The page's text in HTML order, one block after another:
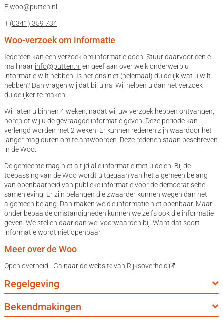
Ewoo@putten.nl
T (0341) 359 734
Woo-verzoek om informatie
Iedereen kan een verzoek om informatie doen. Stuur daarvoor een e-
mail naar info@putten.nl en geef aan over welk onderwerp u
informatie wilt hebben. Is het ons niet (helemaal) duidelijk wat u wilt
hebben? Dan vragen wij dat bij u na. Wij helpen u dan het verzoek
duidelijker te maken.
Wij laten u binnen 4 weken, nadat wij uw verzoek hebben ontvangen,
horen of wij u de gevraagde informatie geven. Deze periode kan
verlengd worden met 2 weken. Er kunnen redenen zijn waardoor het
langer mag duren om te antwoorden. Deze redenen staan beschreven
in de Woo.
De gemeente mag niet altijd alle informatie met u delen. Bij de
toepassing van de Woo wordt uitgegaan van het algemeen belang
van openbaarheid van publieke informatie voor de democratische
samenleving. Er zijn belangen die zwaarder kunnen wegen dan het
algemeen belang. Dan maken we die informatie niet openbaar. Maar
onder bepaalde omstandigheden kunnen we zelfs ook die informatie
geven. We stellen daar dan wel voorwaarden bij. Want dat soort
informatie wordt niet openbaar.
Meer over de Woo
Open overheid - Ga naar de website van Rijksoverheid
Regelgeving
Bekendmakingen